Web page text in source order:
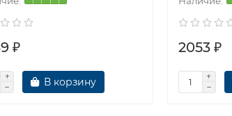
₽
В корзину
2053 ₽